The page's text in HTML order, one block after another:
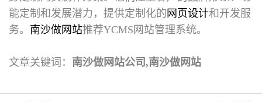
能定制和发展潜力，提供定制化的 网页设计和开发服
务。 南沙做网站推荐YCMS网站管理系统。
文章关键词： 南沙做网站公司,南沙做网站